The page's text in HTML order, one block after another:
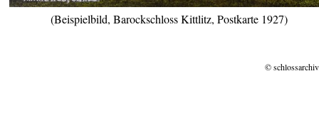
(Beispielbild, Barockschloss Kittlitz, Postkarte 1927)
©